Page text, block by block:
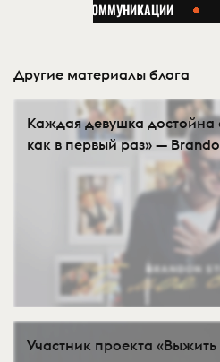
Другие материалы блога
Каждая девушка достойна
как в первый раз» —
Участник проекта